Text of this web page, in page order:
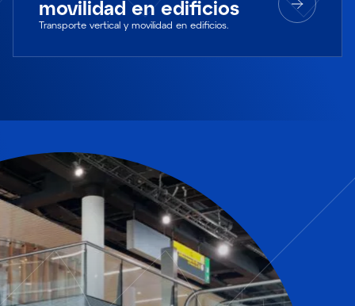
movilidad en edificios
Transporte vertical y movilidad en edificios.